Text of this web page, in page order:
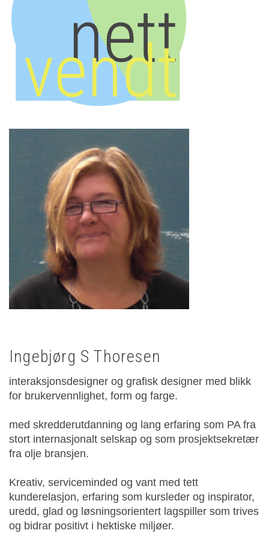
Ingebjørg S Thoresen
interaksjonsdesigner og grafisk designer med blikk
for brukervennlighet, form og farge.
med skredderutdanning og lang erfaring som PA fra
stort internasjonalt selskap og som prosjektsekretær
fra olje bransjen.
Kreativ, serviceminded og vant med tett
kunderelasjon, erfaring som kursleder og inspirator,
uredd, glad og løsningsorientert lagspiller som trives
og bidrar positivt i hektiske miljøer.